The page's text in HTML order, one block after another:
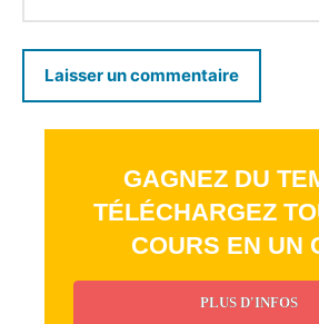
GAGNEZ DU
TÉLÉCHARGEZ
COURS EN UN
PLUS D'INFOS